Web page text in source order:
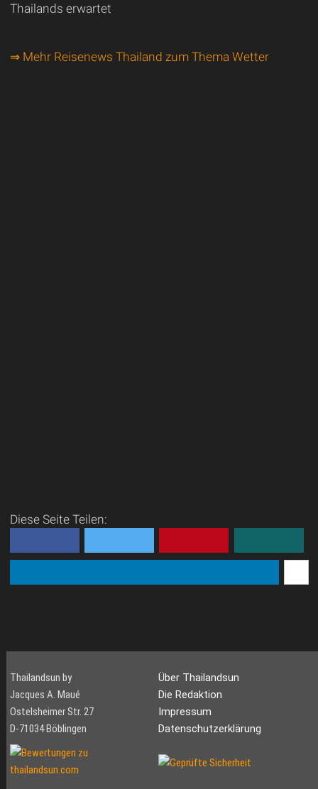
Thailands erwartet
⇒ Mehr Reisenews Thailand zum Thema Wetter
Diese Seite Teilen:
Thailandsun by
Jacques A. Maué
Ostelsheimer Str. 27
D-71034 Böblingen
Über Thailandsun
Die Redaktion
Impressum
Datenschutzerklärung